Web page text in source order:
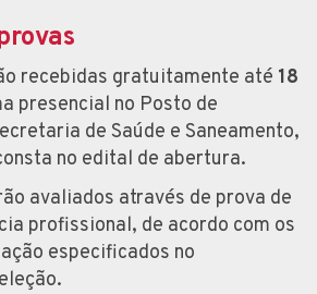
recebidas gratuitamente até 18
presencial no Posto de
de Saúde e Saneamento,
no edital de abertura.
avaliados através de prova de
profissional, de acordo com os
especificados no